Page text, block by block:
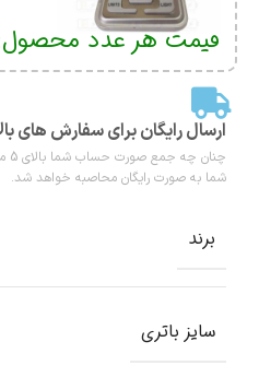
قیمت محصول:​
قیمت هر عدد
ارسال رایگان برای سفارش های بالای ۵ میلیون
شما به صورت رایگان محاصبه خواهد شد.
برند
سایز باتری